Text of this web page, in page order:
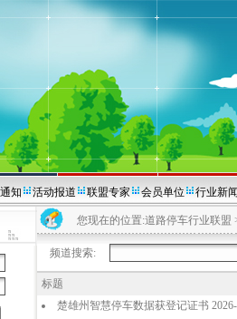
知 活动报道 联盟专家 会员单位 行业新
您现在的位置:道路停车行业联盟
频道搜索:
标题
楚雄州智慧停车数据获登记证书